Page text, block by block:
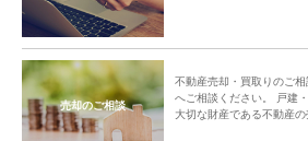
売却のご相談
不動産売却・買取りのご
へご相談ください。 戸建
大切な財産である不動産の